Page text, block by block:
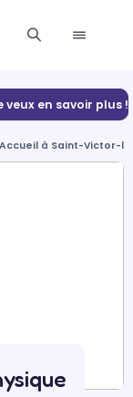
veux en savoir plus !
à Saint-Victor-